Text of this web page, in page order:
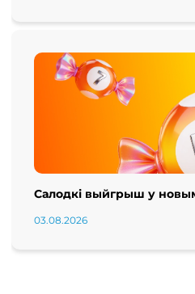
Салодкі выйгрыш у
03.08.2026